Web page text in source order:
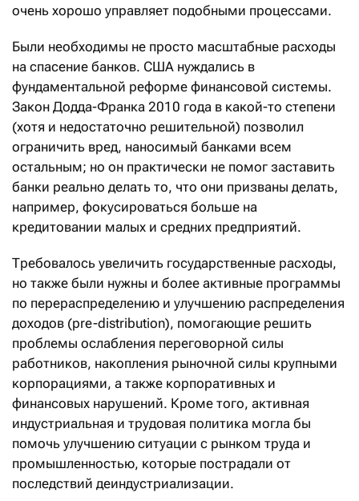
очень хорошо управляет подобными процессами.
Были необходимы не просто масштабные расходы
на спасение банков. США нуждались в
фундаментальной реформе финансовой системы.
Закон Додда-Франка 2010 года в какой-то степени
(хотя и недостаточно решительной) позволил
ограничить вред, наносимый банками всем
остальным; но он практически не помог заставить
банки реально делать то, что они призваны делать,
например, фокусироваться больше на
кредитовании малых и средних предприятий.
Требовалось увеличить государственные расходы,
но также были нужны и более активные программы
по перераспределению и улучшению распределения
доходов (pre-distribution), помогающие решить
проблемы ослабления переговорной силы
работников, накопления рыночной силы крупными
корпорациями, а также корпоративных и
финансовых нарушений. Кроме того, активная
индустриальная и трудовая политика могла бы
помочь улучшению ситуации с рынком труда и
промышленностью, которые пострадали от
последствий деиндустриализации.